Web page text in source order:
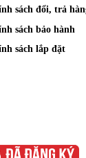
sách đổi, trả
sách bảo hành
sách lắp đặt